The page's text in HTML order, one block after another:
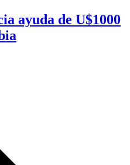
ayuda de U$1000